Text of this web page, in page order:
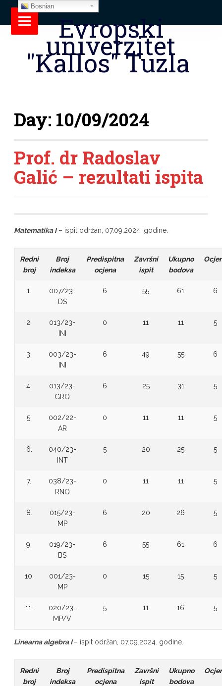
Evropski
univerzitet
"Kallos" Tuzla
Day: 10/09/2024
Prof. dr Radoslav
Galić – rezultati ispita
Matematika I – ispit održan, 07.09.2024. godine.
Redni
broj
Broj
indeksa
Predispitna
ocjena
Završni
ispit
Ukupno
bodova
1.
007/23-
DS
6 55 61 6
2.
013/23-
INI
0 11 11 5
3.
003/23-
INI
6 49 55 6
4.
013/23-
GRO
6 25 31 5
5.
002/22-
AR
0 11 11 5
6.
040/23-
INT
5 20 25 5
7.
038/23-
RNO
0 11 11 5
8.
015/23-
MP
6 20 26 5
9.
019/23-
BS
6 55 61 6
10.
001/23-
MP
0 15 15 5
11.
020/23-
MP/V
5 11 16 5
Linearna algebra I– ispit održan, 07.09.2024. godine.
Redni
broj
Broj
indeksa
Predispitna
ocjena
Završni
ispit
Ukupno
bodova
Bosnian